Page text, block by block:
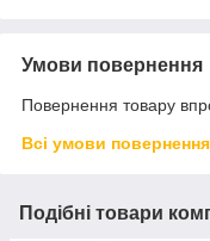
Умови повернення
Повернення товару
Всі умови повернення
Подібні товари